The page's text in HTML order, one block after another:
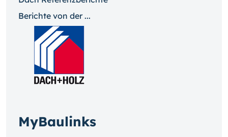
Berichte von der ...
MyBaulinks